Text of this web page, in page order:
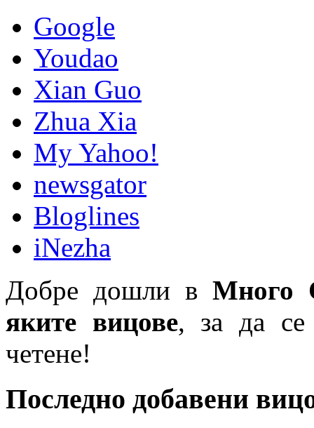
Google
Youdao
Xian Guo
Zhua Xia
My Yahoo!
newsgator
Bloglines
iNezha
Добре дошли в Много
яките вицове, за да се
четене!
Последно добавени